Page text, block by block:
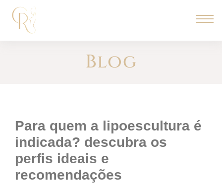
Blog
para quem a lipoescultura é
indicada? descubra os
perfis ideais e
recomendações